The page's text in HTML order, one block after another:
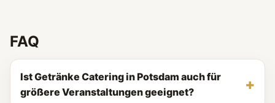
FAQ
Ist Getränke Catering in Potsdam auch für
größere Veranstaltungen geeignet?